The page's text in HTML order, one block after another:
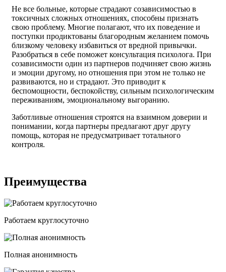
Не все больные, которые страдают созависимостью в
токсичных сложных отношениях, способны признать
свою проблему. Многие полагают, что их поведение и
поступки продиктованы благородным желанием помочь
близкому человеку избавиться от вредной привычки.
Разобраться в себе поможет консультация психолога. При
созависимости один из партнеров подчиняет свою жизнь
и эмоции другому, но отношения при этом не только не
развиваются, но и страдают. Это приводит к
беспомощности, беспокойству, сильным психологическим
переживаниям, эмоциональному выгоранию.
Заботливые отношения строятся на взаимном доверии и
понимании, когда партнеры предлагают друг другу
помощь, которая не предусматривает тотального
контроля.
Преимущества
Работаем круглосуточно
Полная анонимность